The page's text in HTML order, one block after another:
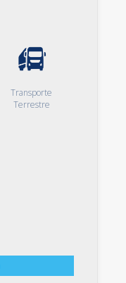
Transporte
Terrestre